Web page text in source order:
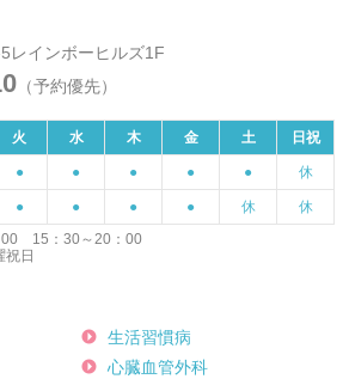
レインボーヒルズ1F
（予約優先）
火 水 木 金 土 日祝
● ● ● ● ● 休
● ● ● ● 休
休
00 15：30～20：00
祝日
生活習慣病
心臓血管外科